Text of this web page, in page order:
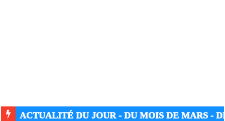
ACTUALITÉ GUERRE UKRAINE-RUSSIE